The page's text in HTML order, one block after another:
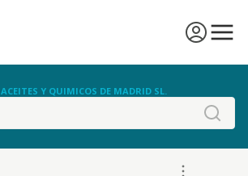
ACEITES Y QUIMICOS DE MADRID SL.